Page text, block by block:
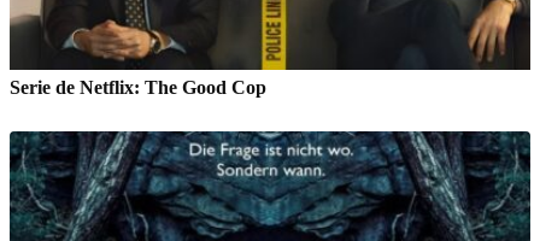
Serie de Netflix: The Good Cop